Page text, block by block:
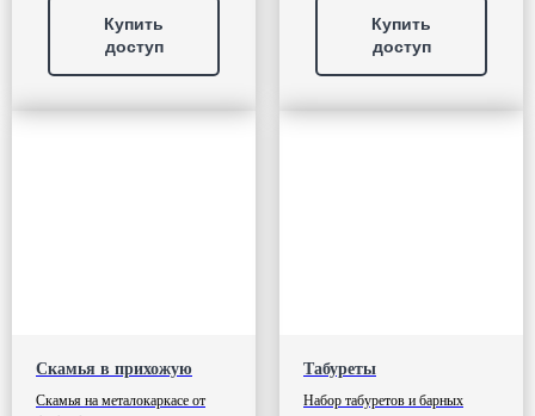
Купить
доступ
Купить
доступ
Скамья в прихожую
Скамья на металокаркасе от
Табуреты
Набор табуретов и барных